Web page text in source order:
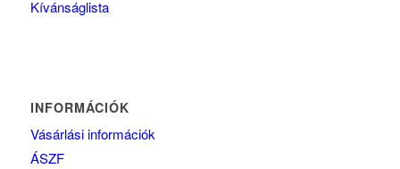
Kívánságlista
INFORMÁCIÓK
Vásárlási információk
ÁSZF